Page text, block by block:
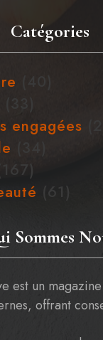
Sommes
est un
offrant
Catégories
(33)
engagées
(34)